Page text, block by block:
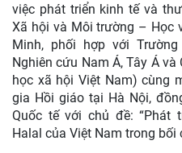
việc phát triển kinh tế và
Xã hội và Môi trường – Học
Minh, phối hợp với
Nghiên cứu Nam Á, Tây Á
học xã hội Việt Nam) cùng
gia Hồi giáo tại Hà Nội,
Quốc tế với chủ đề: “Phát
Halal của Việt Nam trong bối